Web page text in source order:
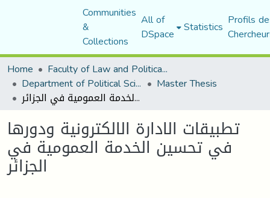
Communities
&
Collections
All of
DSpace Statistics Profils
Home
Faculty of Law and Political Science
Department of Political Sciences Master Thesis
تطبيقات الادارة الالكترونية ودورها في تحسين الخدمة العمومية في الجزائر
تطبيقات الادارة الالكترونية ودورها
في تحسين الخدمة العمومية في
الجزائر